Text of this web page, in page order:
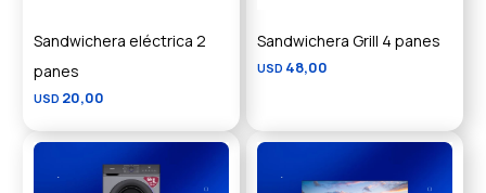
Sandwichera eléctrica 2
panes
USD 20,00
Sandwichera Grill 4 panes
USD 48,00